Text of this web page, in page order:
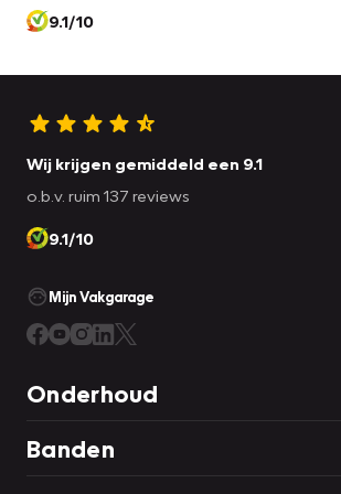
9.1/10
Wij krijgen gemiddeld een 9.1
o.b.v. ruim 137 reviews
9.1/10
Mijn Vakgarage
Onderhoud
Banden